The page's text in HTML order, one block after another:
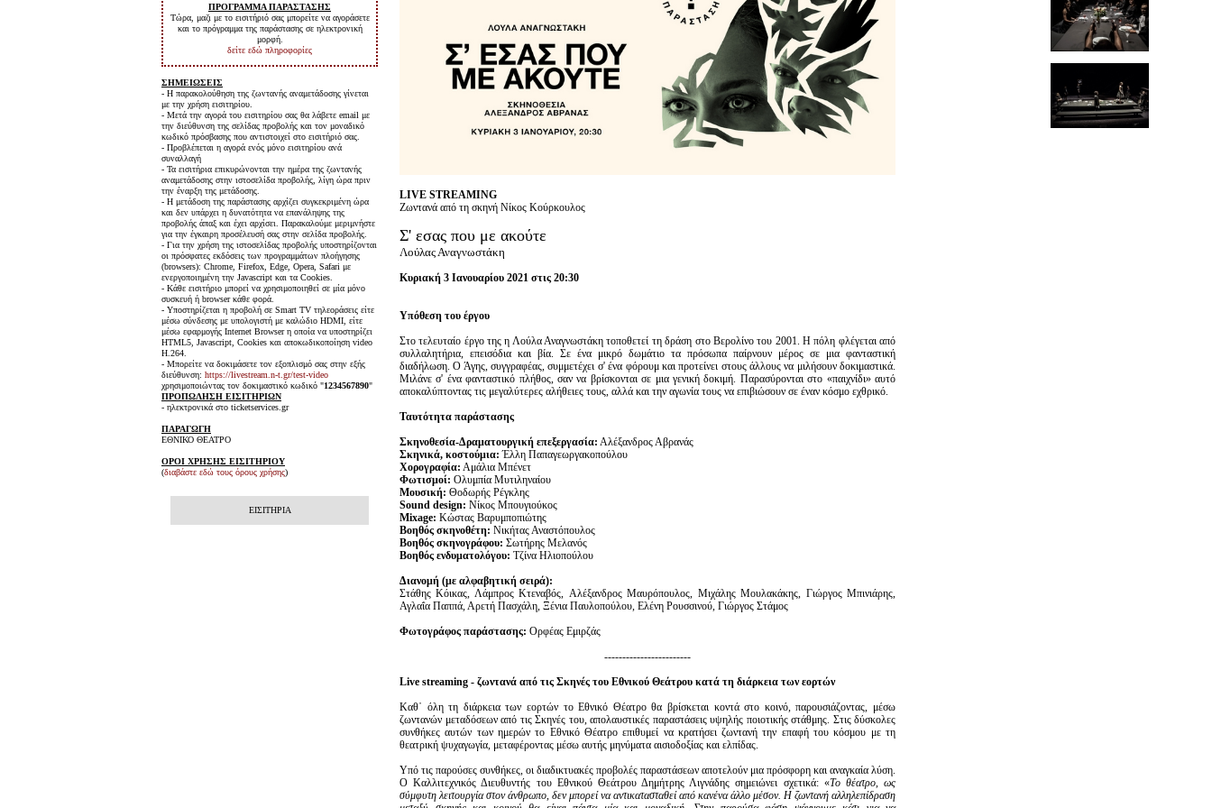
LIVE STREAMING
Ζωντανά από τη σκηνή Νίκος Κούρκουλος
Σ' εσας που με ακούτε
Λούλας Αναγνωστάκη
Κυριακή 3 Ιανουαρίου 2021 στις 20:30
Υπόθεση του έργου
Στο τελευταίο έργο της η Λούλα Αναγνωστάκη τοποθετεί τη δράση στο Βερολίνο του 2001. Η πόλη φλέγεται από
συλλαλητήρια, επεισόδια και βία. Σε ένα μικρό δωμάτιο τα πρόσωπα παίρνουν μέρος σε μια φανταστική
διαδήλωση. Ο Άγης, συγγραφέας, συμμετέχει σ' ένα φόρουμ και προτείνει στους άλλους να μιλήσουν δοκιμαστικά.
Μιλάνε σ' ένα φανταστικό πλήθος, σαν να βρίσκονται σε μια γενική δοκιμή. Παρασύρονται στο «παιχνίδι» αυτό
αποκαλύπτοντας τις μεγαλύτερες αλήθειες τους, αλλά και την αγωνία τους να επιβιώσουν σε έναν κόσμο εχθρικό.
Ταυτότητα παράστασης
Σκηνοθεσία-Δραματουργική επεξεργασία: Αλέξανδρος Αβρανάς
Σκηνικά, κοστούμια: Έλλη Παπαγεωργακοπούλου
Χορογραφία: Αμάλια Μπένετ
Φωτισμοί: Ολυμπία Μυτιληναίου
Μουσική: Θοδωρής Ρέγκλης
Sound design: Νίκος Μπουγιούκος
Mixage: Κώστας Βαρυμποπιώτης
Βοηθός σκηνοθέτη: Νικήτας Αναστόπουλος
Βοηθός σκηνογράφου: Σωτήρης Μελανός
Βοηθός ενδυματολόγου: Τζίνα Ηλιοπούλου
Διανομή (με αλφαβητική σειρά):
Στάθης Κόικας, Λάμπρος Κτεναβός, Aλέξανδρος Μαυρόπουλος, Μιχάλης Μουλακάκης, Γιώργος Μπινιάρης,
Αγλαΐα Παππά, Αρετή Πασχάλη, Ξένια Παυλοπούλου, Ελένη Ρουσσινού, Γιώργος Στάμος
Φωτογράφος παράστασης: Ορφέας Εμιρζάς
------------------------
Live streaming - ζωντανά από τις Σκηνές του Εθνικού Θεάτρου κατά τη διάρκεια των εορτών
Καθ᾽ όλη τη διάρκεια των εορτών το Εθνικό Θέατρο θα βρίσκεται κοντά στο κοινό, παρουσιάζοντας, μέσω
ζωντανών μεταδόσεων από τις Σκηνές του, απολαυστικές παραστάσεις υψηλής ποιοτικής στάθμης. Στις δύσκολες
συνθήκες αυτών των ημερών το Εθνικό Θέατρο επιθυμεί να κρατήσει ζωντανή την επαφή του κόσμου με τη
θεατρική ψυχαγωγία, μεταφέροντας μέσω αυτής μηνύματα αισιοδοξίας και ελπίδας.
Υπό τις παρούσες συνθήκες, οι διαδικτυακές προβολές παραστάσεων αποτελούν μια πρόσφορη και αναγκαία λύση.
Ο Καλλιτεχνικός Διευθυντής του Εθνικού Θεάτρου Δημήτρης Λιγνάδης σημειώνει σχετικά: «Το θέατρο, ως
σύμφυτη λειτουργία στον άνθρωπο, δεν μπορεί να αντικατασταθεί από κανένα άλλο μέσον. Η ζωντανή αλληλεπίδραση
ΠΡΟΓΡΑΜΜΑ ΠΑΡΑΣΤΑΣΗΣ
Τώρα, μαζι με το εισιτήριό σας μπορείτε να αγοράσετε
και το πρόγραμμα της παράστασης σε ηλεκτρονική
μορφή.
δείτε εδώ πληροφορίες
ΣΗΜΕΙΩΣΕΙΣ
- Η παρακολούθηση της ζωντανής αναμετάδοσης γίνεται
με την χρήση εισιτηρίου.
- Μετά την αγορά του εισιτηρίου σας θα λάβετε email με
την διεύθυνση της σελίδας προβολής και τον μοναδικό
κωδικό πρόσβασης που αντιστοιχεί στο εισιτήριό σας.
- Προβλέπεται η αγορά ενός μόνο εισιτηρίου ανά
συναλλαγή
- Τα εισιτήρια επικυρώνονται την ημέρα της ζωντανής
αναμετάδοσης στην ιστοσελίδα προβολής, λίγη ώρα πριν
την έναρξη της μετάδοσης.
- Η μετάδοση της παράστασης αρχίζει συγκεκριμένη ώρα
και δεν υπάρχει η δυνατότητα να επανάληψης της
προβολής άπαξ και έχει αρχίσει. Παρακαλούμε μεριμνήστε
για την έγκαιρη προσέλευσή σας στην σελίδα προβολής.
- Για την χρήση της ιστοσελίδας προβολής υποστηρίζονται
οι πρόσφατες εκδόσεις των προγραμμάτων πλοήγησης
(browsers): Chrome, Firefox, Edge, Opera, Safari με
ενεργοποιημένη την Javascript και τα Cookies.
- Κάθε εισιτήριο μπορεί να χρησιμοποιηθεί σε μία μόνο
συσκευή ή browser κάθε φορά.
- Υποστηρίζεται η προβολή σε Smart TV τηλεοράσεις είτε
μέσω σύνδεσης με υπολογιστή με καλώδιο HDMI, είτε
μέσω εφαρμογής Internet Browser η οποία να υποστηρίζει
HTML5, Javascript, Cookies και αποκωδικοποίηση video
H.264.
- Μπορείτε να δοκιμάσετε τον εξοπλισμό σας στην εξής
διεύθυνση: https://livestream.n-t.gr/test-video
χρησιμοποιώντας τον δοκιμαστικό κωδικό "1234567890"
ΠΡΟΠΩΛΗΣΗ ΕΙΣΙΤΗΡΙΩΝ
- ηλεκτρονικά στο ticketservices.gr
ΠΑΡΑΓΩΓΗ
ΕΘΝΙΚΟ ΘΕΑΤΡΟ
ΟΡΟΙ ΧΡΗΣΗΣ ΕΙΣΙΤΗΡΙΟΥ
(διαβάστε εδώ τους όρους χρήσης)
ΕΙΣΙΤΗΡΙΑ